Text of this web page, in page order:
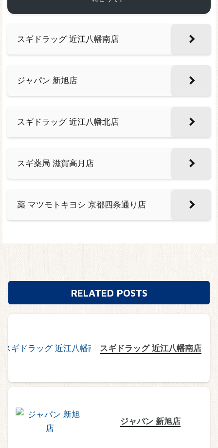
スギドラッグ 近江八幡南店
ジャパン 新旭店
スギドラッグ 近江八幡北店
スギ薬局 滋賀高月店
薬 マツモトキヨシ 京都四条通り店
RELATED POSTS
スギドラッグ 近江八幡南店
ジャパン 新旭店